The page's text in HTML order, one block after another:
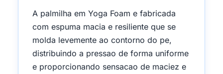
A palmilha em Yoga Foam e fabricada
com espuma macia e resiliente que se
molda levemente ao contorno do pe,
distribuindo a pressao de forma uniforme
e proporcionando sensacao de maciez e